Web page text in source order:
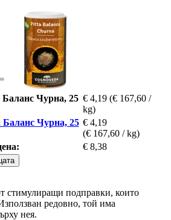
Чурна, 25 € 4,19 (€ 167,60 /
kg)
Чурна, 25 € 4,19
(€ 167,60 / kg)
€ 8,38
стимулиращи подправки, които
редовно, той има
нея.